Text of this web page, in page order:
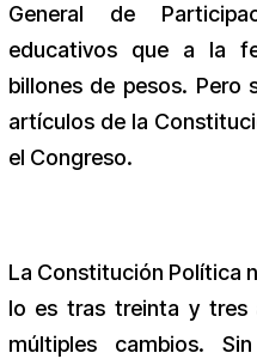
General de
educativos que a la
billones de pesos. Pero
artículos de la
el Congreso.
La Constitución Política
lo es tras treinta y tres
múltiples cambios.